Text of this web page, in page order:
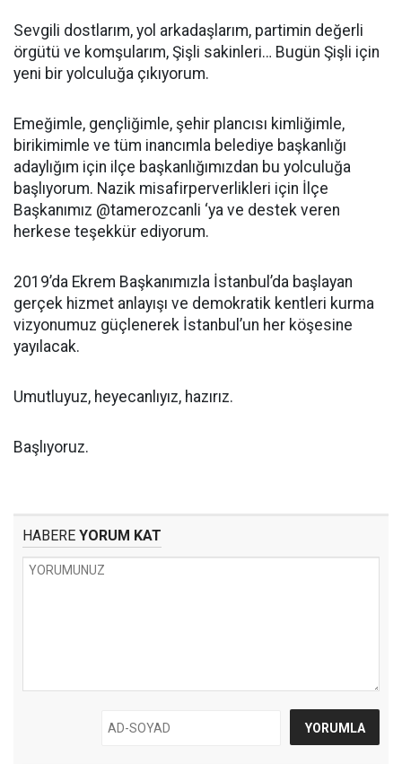
Sevgili dostlarım, yol arkadaşlarım, partimin değerli
örgütü ve komşularım, Şişli sakinleri… Bugün Şişli için
yeni bir yolculuğa çıkıyorum.
Emeğimle, gençliğimle, şehir plancısı kimliğimle,
birikimimle ve tüm inancımla belediye başkanlığı
adaylığım için ilçe başkanlığımızdan bu yolculuğa
başlıyorum. Nazik misafirperverlikleri için İlçe
Başkanımız @tamerozcanli ‘ya ve destek veren
herkese teşekkür ediyorum.
2019’da Ekrem Başkanımızla İstanbul’da başlayan
gerçek hizmet anlayışı ve demokratik kentleri kurma
vizyonumuz güçlenerek İstanbul’un her köşesine
yayılacak.
Umutluyuz, heyecanlıyız, hazırız.
Başlıyoruz.
HABERE YORUM KAT